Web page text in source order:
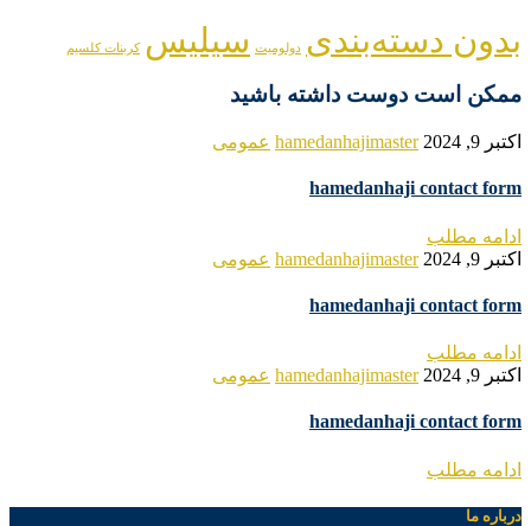
بدون دسته‌بندی دولومیت سیلیس کربنات کلسیم
ممکن است دوست داشته باشید
اکتبر 9, 2024 hamedanhajimaster عمومی
hamedanhaji contact form
ادامه مطلب
اکتبر 9, 2024
hamedanhajimaster عمومی
hamedanhaji contact form
ادامه مطلب
اکتبر 9, 2024
hamedanhajimaster عمومی
hamedanhaji contact form
ادامه مطلب
درباره ما